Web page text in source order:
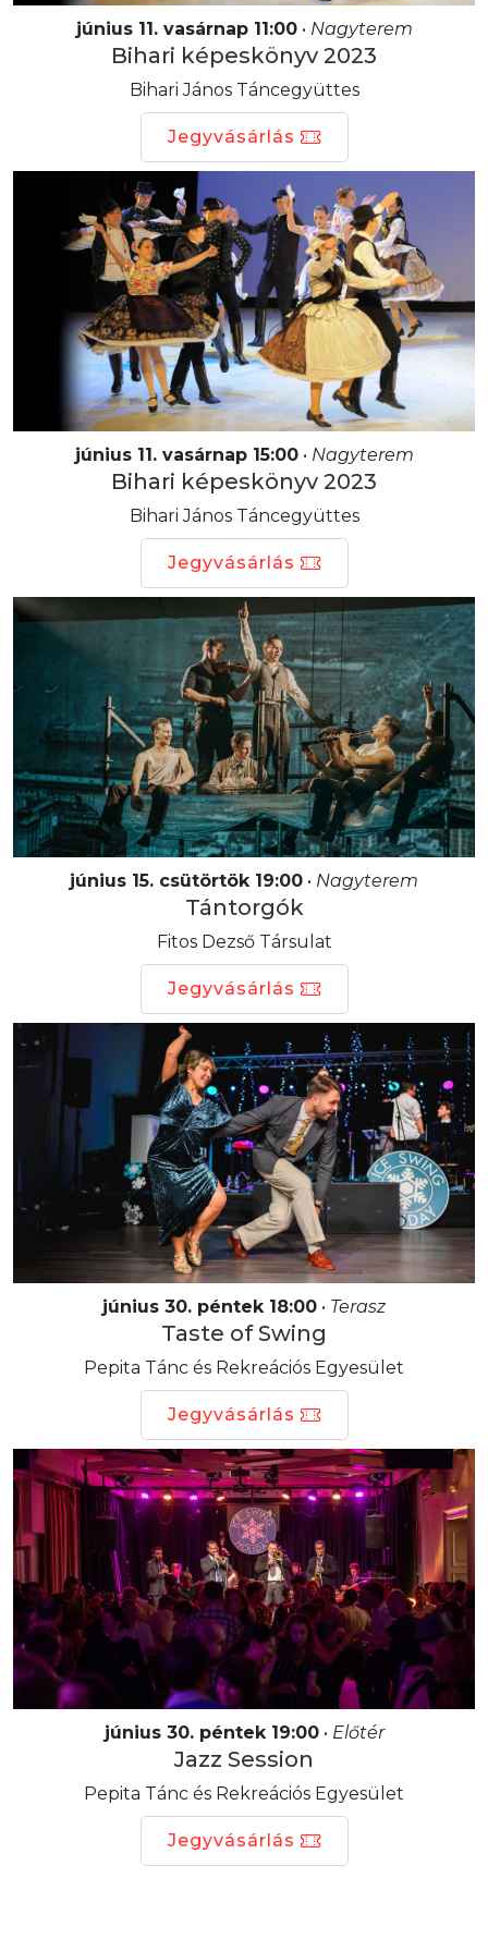
június 11. vasárnap 11:00• Nagyterem
Bihari képeskönyv 2023
Bihari János Táncegyüttes
Jegyvásárlás
június 11. vasárnap 15:00• Nagyterem
Bihari képeskönyv 2023
Bihari János Táncegyüttes
Jegyvásárlás
június 15. csütörtök 19:00 • Nagyterem
Tántorgók
Fitos Dezső Társulat
Jegyvásárlás
június 30. péntek 18:00 • Terasz
Taste of Swing
Pepita Tánc és Rekreációs Egyesület
Jegyvásárlás
június 30. péntek 19:00• Előtér
Jazz Session
Pepita Tánc és Rekreációs Egyesület
Jegyvásárlás